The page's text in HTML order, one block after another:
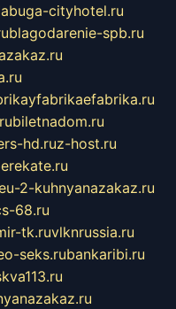
cityhotel.ru
blagodarenie-spb.ru
biletnadom.ru
hd.ruz-host.ru
2-kuhnyanazakaz.ru
68.ru
tk.ruvlknrussia.ru
seks.rubankaribi.ru